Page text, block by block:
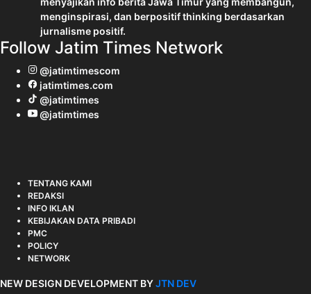
menginspirasi, dan berpositif thinking berdasarkan
jurnalisme positif.
Follow Jatim Times Network
@jatimtimescom
jatimtimes.com
@jatimtimes
@jatimtimes
TENTANG KAMI
REDAKSI
INFO IKLAN
KEBIJAKAN DATA PRIBADI
PMC
POLICY
NETWORK
NEW DESIGN DEVELOPMENT BYJTN DEV